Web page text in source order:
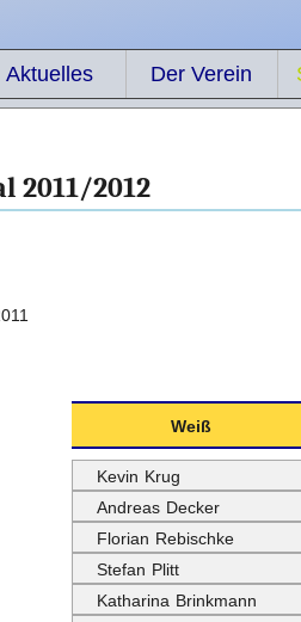
Aktuelles Der Verein
2011/2012
Weiß
Kevin Krug
Andreas Decker
Florian Rebischke
Stefan Plitt
Katharina Brinkmann